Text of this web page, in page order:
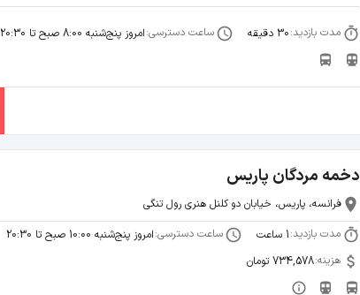
مدت بازدید:30 دقیقه ساعت دسترسی:امروز پنج‌شنبه 8:00 صبح تا 20:30
دخمه مردگان پاریس
فرانسه، پاریس، خیابان دو کلنل هنری رول تنگی
مدت بازدید:1 ساعت ساعت دسترسی:امروز پنج‌شنبه 10:00 صبح تا 20:30
هزینه:734,578 تومان